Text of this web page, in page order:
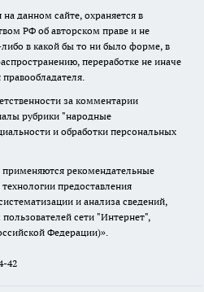
данном сайте, охраняется в
РФ об авторском праве и не
в какой бы то ни было форме, в
переработке не иначе
за комментарии
рубрики "народные
и обработки персональных
рекомендательные
предоставления
и анализа сведений,
сети "Интернет",
Федерации)».
42